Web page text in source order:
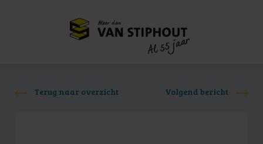
Meer dan
Al 55 jaar
Terug naar overzicht Volgend bericht